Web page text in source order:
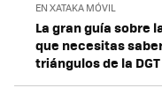
EN XATAKA MÓVIL
La gran guía sobre
que necesitas
triángulos de la DGT